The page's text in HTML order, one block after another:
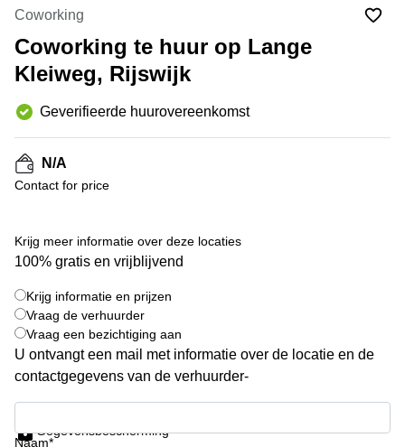
Hengelo
Hilversum
Hoofddorp
Deventer
Rotterdam
Tiel
Amsterdam
Bodegraven-
Reeuwijk
Business
center
Arnhem
Business
Westpoort
Business
Den
Haag
Coworking
space
Breda
Coworking
Coworking
Coworking te huur op Lange
Kleiweg, Rijswijk
Geverifieerde huurovereenkomst
N/A
Contact for price
Krijg meer informatie over deze locaties
100% gratis en vrijblijvend
Krijg informatie en prijzen
Vraag de verhuurder
Vraag een bezichtiging aan
U ontvangt een mail met informatie over de locatie en de
contactgegevens van de verhuurder-
Naam*
Gegevensbescherming